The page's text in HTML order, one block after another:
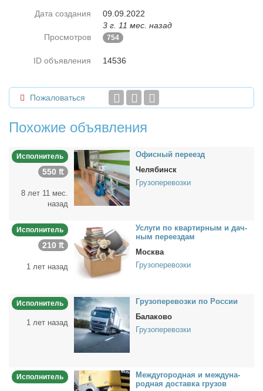
Дата создания
09.09.2022
3 г. 11 мес. назад
Просмотров
754
ID объявления 14536
Пожаловаться
Похожие объявления
Исполнитель
550 ₶
8 лет 11 мес.
назад
Офис­ный пе­ре­езд
Челябинск
Грузоперевозки
Исполнитель
210 ₶
1 лет назад
Услу­ги по квар­тир­ным и дач­
ным пе­ре­ез­дам
Москва
Грузоперевозки
Исполнитель
1 лет назад
Гру­зо­пе­ре­воз­ки по Рос­сии
Балаково
Грузоперевозки
Исполнитель
Меж­ду­го­род­ная и меж­ду­на­
род­ная до­став­ка гру­зов